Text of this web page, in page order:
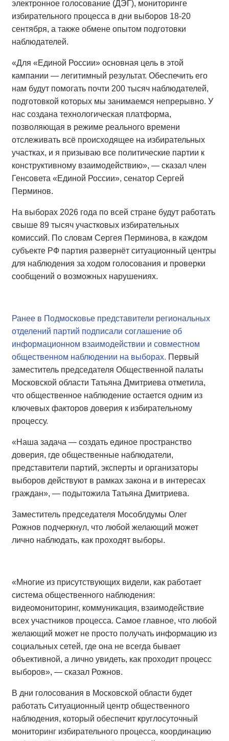
электронное голосование (ДЭГ), мониторинге
избирательного процесса в дни выборов 18-20
сентября, а также обмене опытом подготовки
наблюдателей.
«Для «Единой России» основная цель в этой
кампании — легитимный результат. Обеспечить его
нам будут помогать почти 200 тысяч наблюдателей,
подготовкой которых мы занимаемся непрерывно. У
нас создана технологическая платформа,
позволяющая в режиме реального времени
отслеживать всё происходящее на избирательных
участках, и я призываю все политические партии к
конструктивному взаимодействию», — сказал член
Генсовета «Единой России», сенатор Сергей
Перминов.
На выборах 2026 года по всей стране будут работать
свыше 89 тысяч участковых избирательных
комиссий. По словам Сергея Перминова, в каждом
субъекте РФ партия развернёт ситуационный центры
для наблюдения за ходом голосования и проверки
сообщений о возможных нарушениях.
Ранее в Подмосковье представители региональных
отделений партий подписали соглашение об
информационном взаимодействии и совместном
общественном наблюдении на выборах. Первый
заместитель председателя Общественной палаты
Московской области Татьяна Дмитриева отметила,
что общественное наблюдение остается одним из
ключевых факторов доверия к избирательному
процессу.
«Наша задача — создать единое пространство
доверия, где общественные наблюдатели,
представители партий, эксперты и организаторы
выборов действуют в рамках закона и в интересах
граждан», — подытожила Татьяна Дмитриева.
Заместитель председателя Мособлдумы Олег
Рожнов подчеркнул, что любой желающий может
лично наблюдать, как проходят выборы.
«Многие из присутствующих видели, как работает
система общественного наблюдения:
видеомониторинг, коммуникация, взаимодействие
всех участников процесса. Самое главное, что любой
желающий может не просто получать информацию из
социальных сетей, где она не всегда бывает
объективной, а лично увидеть, как проходит процесс
выборов», — сказал Рожнов.
В дни голосования в Московской области будет
работать Ситуационный центр общественного
наблюдения, который обеспечит круглосуточный
мониторинг избирательного процесса, координацию